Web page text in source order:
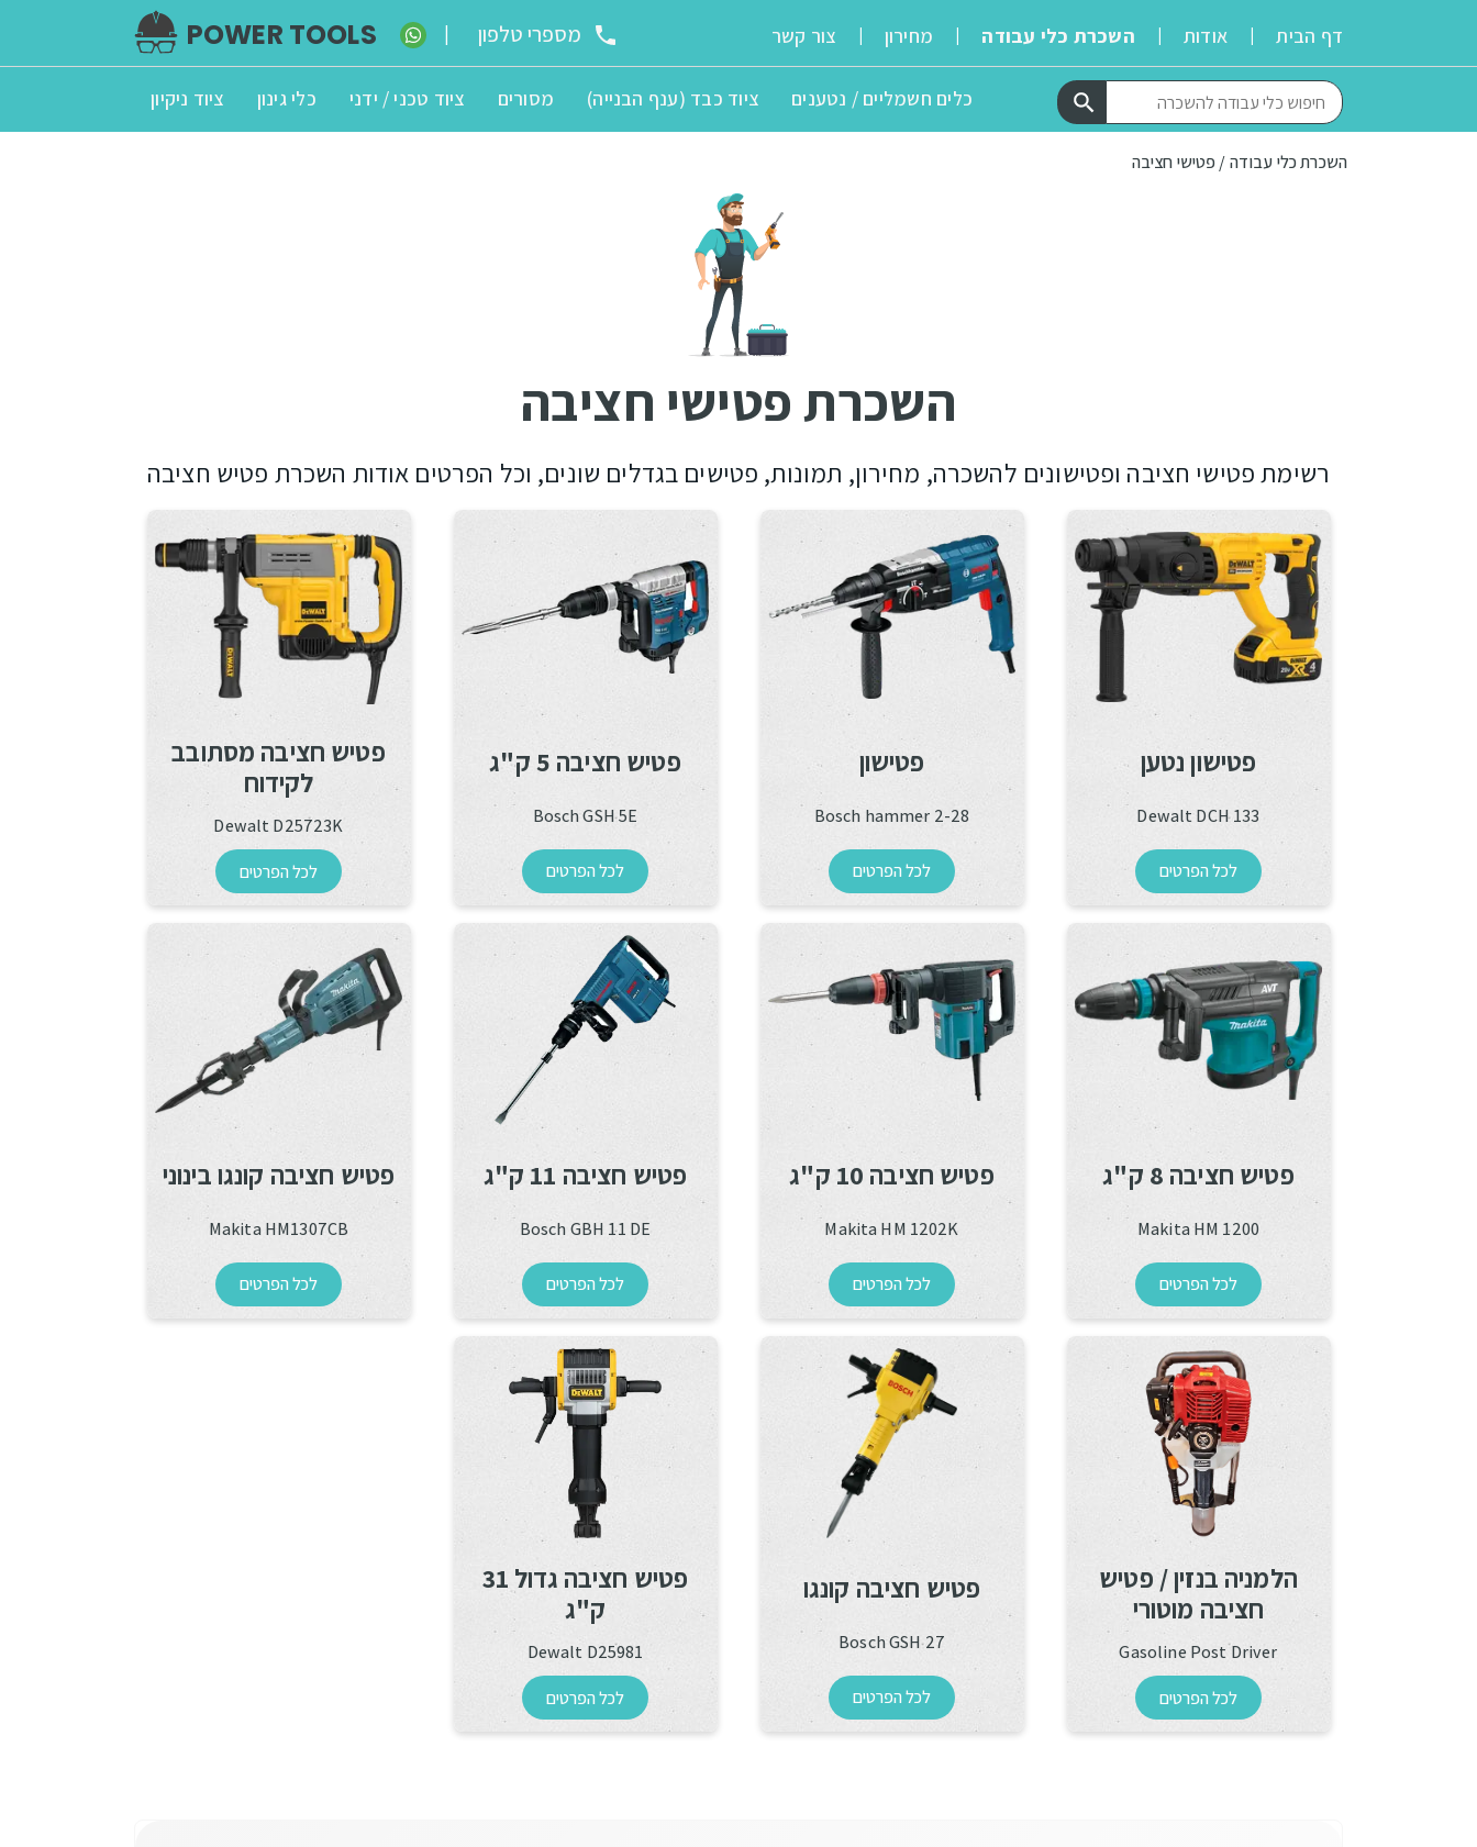
דף הבית | אודות | השכרת כלי עבודה | מחירון | צור קשר POWER TOOLS | מספרי טלפון
כלים חשמליים / נטענים ציוד כבד (ענף הבנייה) מסורים ציוד טכני / ידני כלי גינון ציוד ניקיון
השכרת כלי עבודה / פטישי חציבה
השכרת פטישי חציבה
רשימת פטישי חציבה ופטישונים להשכרה, מחירון, תמונות, פטישים בגדלים שונים, וכל הפרטים אודות השכרת פטיש חציבה
פטישון נטען
Dewalt DCH 133
לכל הפרטים
פטישון
Bosch hammer 2-28
לכל הפרטים
פטיש חציבה 5 ק"ג
Bosch GSH 5E
לכל הפרטים
פטיש חציבה מסתובב
לקידוח
Dewalt D25723K
לכל הפרטים
פטיש חציבה 8 ק"ג
Makita HM 1200
לכל הפרטים
פטיש חציבה 10 ק"ג
Makita HM 1202K
לכל הפרטים
פטיש חציבה 11 ק"ג
Bosch GBH 11 DE
לכל הפרטים
פטיש חציבה קונגו בינוני
Makita HM1307CB
לכל הפרטים
הלמניה בנזין / פטיש
חציבה מוטורי
Gasoline Post Driver
לכל הפרטים
פטיש חציבה קונגו
Bosch GSH 27
לכל הפרטים
פטיש חציבה גדול 31
ק"ג
Dewalt D25981
לכל הפרטים